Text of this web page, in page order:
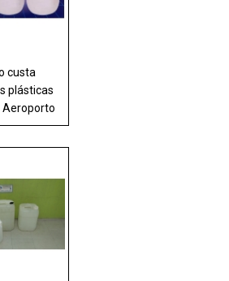
custa
plásticas
Aeroporto